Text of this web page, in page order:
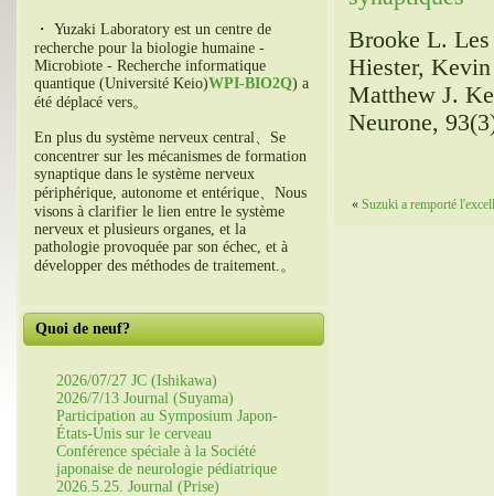
・ Yuzaki Laboratory est un centre de
recherche pour la biologie humaine -
Microbiote - Recherche informatique
quantique (Université Keio)WPI-BIO2Q) a
été déplacé vers。
En plus du système nerveux central、Se
concentrer sur les mécanismes de formation
synaptique dans le système nerveux
périphérique, autonome et entérique、Nous
visons à clarifier le lien entre le système
nerveux et plusieurs organes, et la
pathologie provoquée par son échec, et à
développer des méthodes de traitement.。
Quoi de neuf?
2026/07/27 JC (Ishikawa)
2026/7/13 Journal (Suyama)
Participation au Symposium Japon-
États-Unis sur le cerveau
Conférence spéciale à la Société
japonaise de neurologie pédiatrique
2026.5.25. Journal (Prise)
Brooke L.
Hiester,
Matthew J.
Neurone,
« Suzuki a remporté